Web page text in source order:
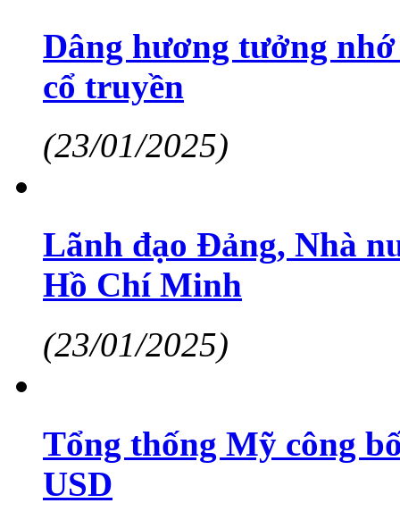
Dâng hương tưởng
cổ truyền
(23/01/2025)
Lãnh đạo Đảng, Nhà
Hồ Chí Minh
(23/01/2025)
Tổng thống Mỹ công
USD